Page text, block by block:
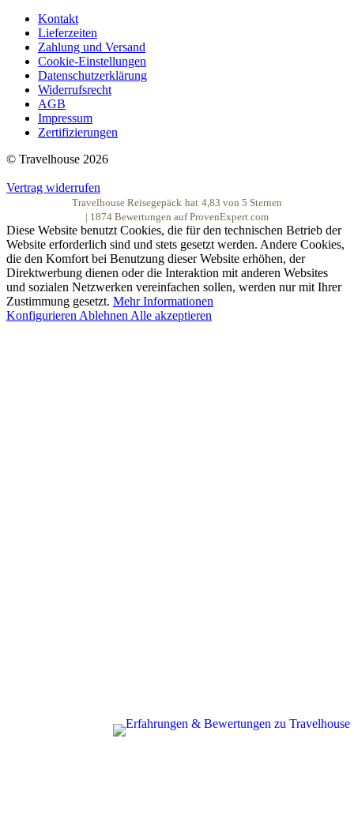
Kontakt
Lieferzeiten
Zahlung und Versand
Cookie-Einstellungen
Datenschutzerklärung
Widerrufsrecht
AGB
Impressum
Zertifizierungen
© Travelhouse 2026
Vertrag widerrufen
Travelhouse Reisegepäck hat 4,83 von 5 Sternen
1874 Bewertungen auf ProvenExpert.com
Diese Website benutzt Cookies, die für den technischen Betrieb der
Website erforderlich sind und stets gesetzt werden. Andere Cookies,
die den Komfort bei Benutzung dieser Website erhöhen, der
Direktwerbung dienen oder die Interaktion mit anderen Websites
und sozialen Netzwerken vereinfachen sollen, werden nur mit Ihrer
Zustimmung gesetzt. Mehr Informationen
Konfigurieren Ablehnen Alle akzeptieren